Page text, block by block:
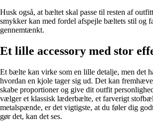
Husk også, at bæltet skal passe til resten af
smykker kan med fordel afspejle bæltets stil og
gennemtænkt.
Et lille accessory med stor
Et bælte kan virke som en lille detalje, men det
hvordan en kjole tager sig ud. Det kan
skabe proportioner og give dit outfit
vælger et klassisk læderbælte, et farverigt
metalspænde, er det vigtigste, at du føler dig
gør det, kan det ses.